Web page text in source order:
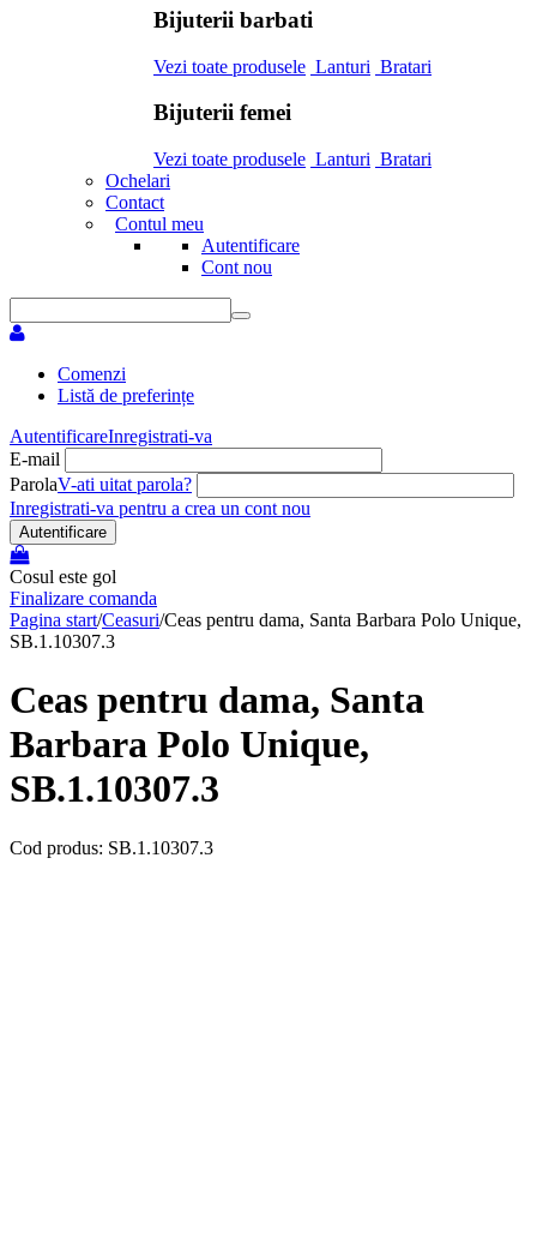
Bijuterii barbati
Vezi toate produsele Lanturi Bratari
Bijuterii femei
Vezi toate produsele Lanturi Bratari
Ochelari
Contact
Contul meu
Autentificare
Cont nou
Comenzi
Listă de preferințe
AutentificareInregistrati-va
E-mail
ParolaV-ati uitat parola?
Inregistrati-va pentru a crea un cont nou
Autentificare
Cosul este gol
Finalizare comanda
Pagina start/Ceasuri/Ceas pentru dama, Santa Barbara Polo Unique,
SB.1.10307.3
Ceas pentru dama, Santa
Barbara Polo Unique,
SB.1.10307.3
Cod produs: SB.1.10307.3